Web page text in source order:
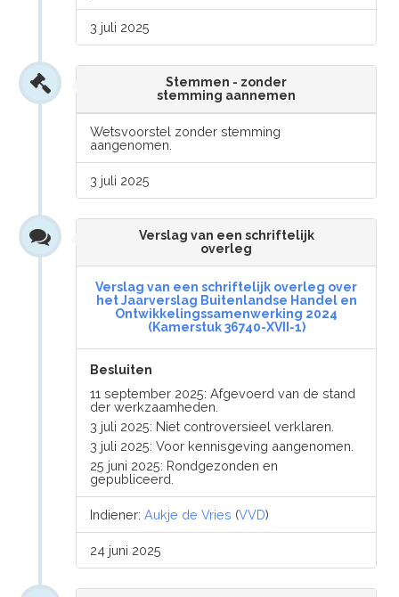
3 juli 2025
Stemmen - zonder
stemming aannemen
Wetsvoorstel zonder stemming
aangenomen.
3 juli 2025
Verslag van een schriftelijk
overleg
Verslag van een schriftelijk overleg over
het Jaarverslag Buitenlandse Handel en
Ontwikkelingssamenwerking 2024
(Kamerstuk 36740-XVII-1)
Besluiten
11 september 2025: Afgevoerd van de stand
der werkzaamheden.
3 juli 2025: Niet controversieel verklaren.
3 juli 2025: Voor kennisgeving aangenomen.
25 juni 2025: Rondgezonden en
gepubliceerd.
Indiener:Aukje de Vries (VVD)
24 juni 2025